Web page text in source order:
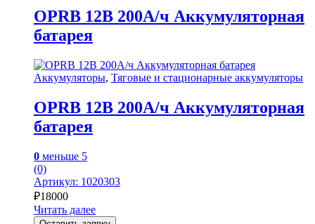
OPRB 12В 200А/ч Аккумуляторная
батарея
Аккумуляторы, Тяговые и стационарные аккумуляторы
OPRB 12В 200А/ч Аккумуляторная
батарея
0 меньше 5
(0)
Артикул: 1020303
₽18000
Читать далее